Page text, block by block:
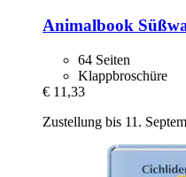
Animalbook
64 Seiten
Klappbroschüre
€ 11,33
Zustellung bis 11.